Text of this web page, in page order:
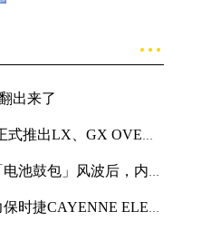
出来了
GX OVERTRAIL“黑马藏金版”车型
风波后，内部紧急开展技术改革
ELECTRIC创纪录加速表现